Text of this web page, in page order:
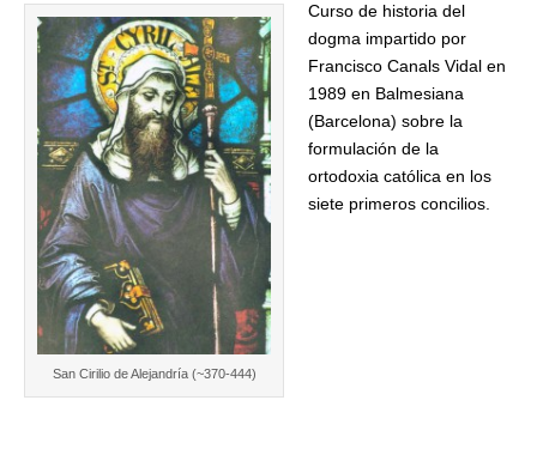
San Cirilio de Alejandría (~370-444)
Curso de historia del
dogma impartido por
Francisco Canals Vidal en
1989 en Balmesiana
(Barcelona) sobre la
formulación de la
ortodoxia católica en los
siete primeros concilios.